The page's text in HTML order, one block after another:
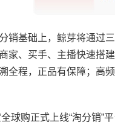
销基础上，鲸芽将通过
家、买手、主播快速搭
全程，正品有保障；高
球购正式上线“淘分销”